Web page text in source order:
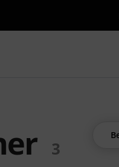
mit Suchwort
3